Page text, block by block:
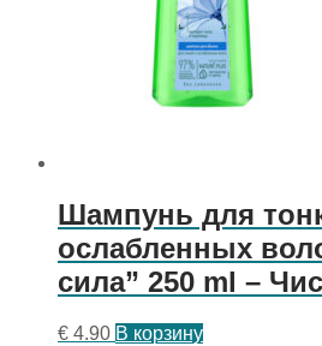
Шампунь для
ослабленных
сила” 250 ml –
€ 4.90 В корзину